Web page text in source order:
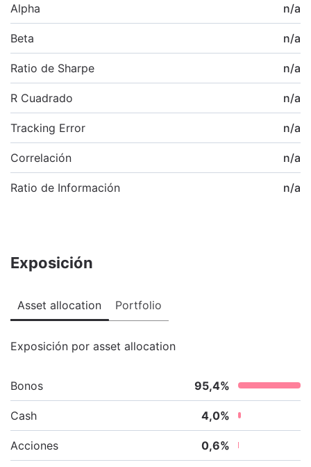
Alpha n/a
Beta n/a
Ratio de Sharpe n/a
R Cuadrado n/a
Tracking Error n/a
Correlación n/a
Ratio de Información n/a
Exposición
Asset allocation Portfolio
Exposición por asset allocation
Bonos 95,4%
Cash 4,0%
Acciones 0,6%